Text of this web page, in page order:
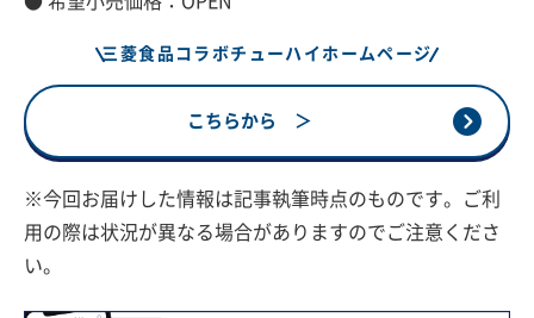
三菱食品コラボチューハイホームページ
こちらから ＞
※今回お届けした情報は記事執筆時点のものです。ご利
用の際は状況が異なる場合がありますのでご注意くださ
い。